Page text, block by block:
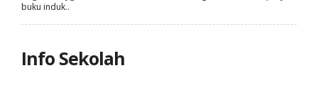
buku induk..
Info Sekolah